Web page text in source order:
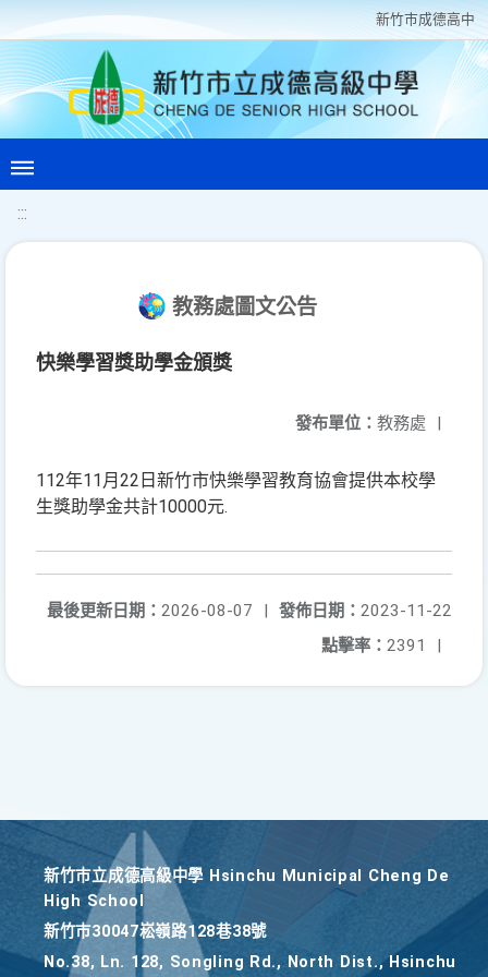
新竹巿成德高中
:::
教務處圖文公告
快樂學習獎助學金頒獎
發布單位： 教務處 |
112年11月22日新竹市快樂學習教育協會提供本校學
生獎助學金共計10000元.
發佈日期： 2023-11-22
最後更新日期： 2026-08-07
|
點擊率： 2391 |
新竹巿立成德高級中學 Hsinchu Municipal Cheng De
High School
新竹巿30047崧嶺路128巷38號
No.38, Ln. 128, Songling Rd., North Dist., Hsinchu